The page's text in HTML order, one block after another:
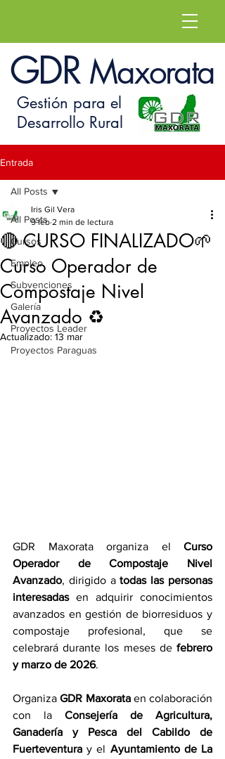
GDR Maxorata
Gestión para el
Desarrollo Rural
Entrada
All Posts
Cursos
Empleo
Subvenciones
Galería
Proyectos Leader
Proyectos Paraguas
All Posts
🔴 CURSO FINALIZADO🌱
Curso Operador de
Compostaje Nivel
Avanzado ♻️
Iris Gil Vera
9 feb 2 min de lectura
Actualizado: 13 mar
GDR Maxorata organiza el Curso
Operador de Compostaje Nivel
Avanzado, dirigido a todas las personas
interesadas en adquirir conocimientos
avanzados en gestión de biorresiduos y
compostaje profesional, que se
celebrará durante los meses de febrero
y marzo de 2026.
Organiza GDR Maxorata en colaboración
con la Consejería de Agricultura,
Ganadería y Pesca del Cabildo de
Fuerteventura y el Ayuntamiento de La